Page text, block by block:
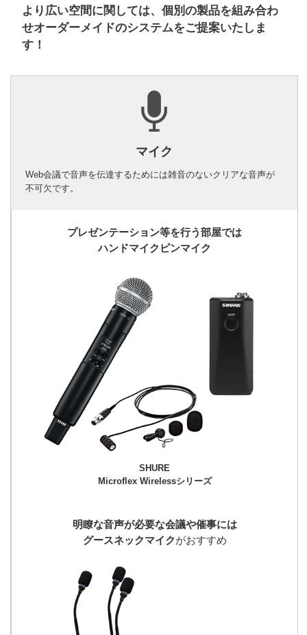
より広い空間に関しては、個別の製品を組み合わ
せオーダーメイドのシステムをご提案いたしま
す！
マイク
Web会議で音声を伝達するためには雑音のないクリアな音声が
不可欠です。
プレゼンテーション等を行う部屋では
ハンドマイクピンマイク
SHURE
Microflex Wirelessシリーズ
明瞭な音声が必要な会議や催事には
グースネックマイクがおすすめ